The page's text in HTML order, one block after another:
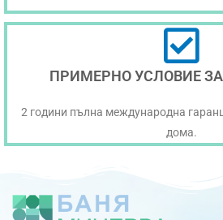
ПРИМЕРНО УСЛОВИЕ
2 години пълна международна
дома.